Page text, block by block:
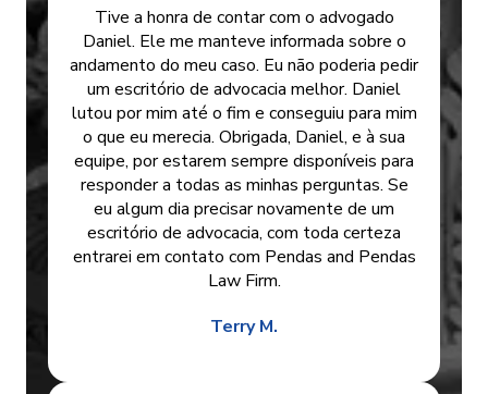
Tive a honra de contar com o advogado
Daniel. Ele me manteve informada sobre o
andamento do meu caso. Eu não poderia pedir
um escritório de advocacia melhor. Daniel
lutou por mim até o fim e conseguiu para mim
o que eu merecia. Obrigada, Daniel, e à sua
equipe, por estarem sempre disponíveis para
responder a todas as minhas perguntas. Se
eu algum dia precisar novamente de um
escritório de advocacia, com toda certeza
entrarei em contato com Pendas and Pendas
Law Firm.
Terry M.